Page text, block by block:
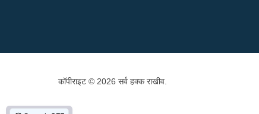
कॉपीराइट © 2026 सर्व हक्क राखीव.